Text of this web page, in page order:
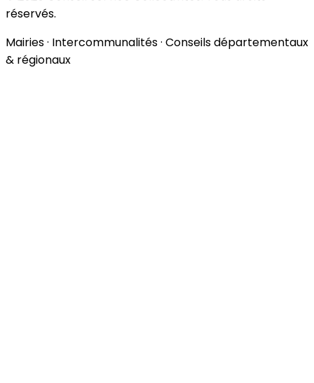
réservés.
Mairies · Intercommunalités · Conseils départementaux
& régionaux